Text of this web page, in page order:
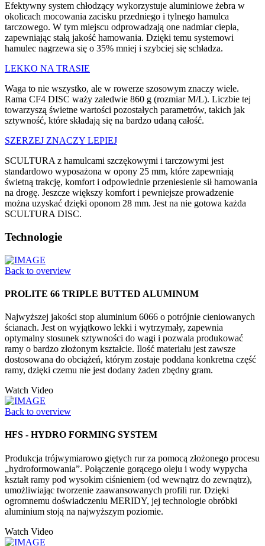
Efektywny system chłodzący wykorzystuje aluminiowe żebra w
okolicach mocowania zacisku przedniego i tylnego hamulca
tarczowego. W tym miejscu odprowadzają one nadmiar ciepła,
zapewniając stałą jakość hamowania. Dzięki temu systemowi
hamulec nagrzewa się o 35% mniej i szybciej się schładza.
LEKKO NA TRASIE
Waga to nie wszystko, ale w rowerze szosowym znaczy wiele.
Rama CF4 DISC waży zaledwie 860 g (rozmiar M/L). Liczbie tej
towarzyszą świetne wartości pozostałych parametrów, takich jak
sztywność, które składają się na bardzo udaną całość.
SZERZEJ ZNACZY LEPIEJ
SCULTURA z hamulcami szczękowymi i tarczowymi jest
standardowo wyposażona w opony 25 mm, które zapewniają
świetną trakcję, komfort i odpowiednie przeniesienie sił hamowania
na drogę. Jeszcze większy komfort i pewniejsze prowadzenie
można uzyskać dzięki oponom 28 mm. Jest na nie gotowa każda
SCULTURA DISC.
Technologie
Back to overview
PROLITE 66 TRIPLE BUTTED ALUMINUM
Najwyższej jakości stop aluminium 6066 o potrójnie cieniowanych
ścianach. Jest on wyjątkowo lekki i wytrzymały, zapewnia
optymalny stosunek sztywności do wagi i pozwala produkować
ramy o bardzo złożonym kształcie. Ilość materiału jest zawsze
dostosowana do obciążeń, którym zostaje poddana konkretna część
ramy, dzięki czemu nie jest dodany żaden zbędny gram.
Watch Video
Back to overview
HFS - HYDRO FORMING SYSTEM
Produkcja trójwymiarowo giętych rur za pomocą złożonego procesu
„hydroformowania”. Połączenie gorącego oleju i wody wypycha
kształt ramy pod wysokim ciśnieniem (od wewnątrz do zewnątrz),
umożliwiając tworzenie zaawansowanych profili rur. Dzięki
ogromnemu doświadczeniu MERIDY, jej technologie obróbki
aluminium stoją na najwyższym poziomie.
Watch Video